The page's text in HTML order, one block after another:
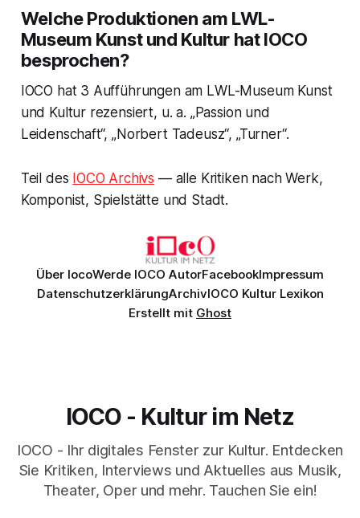
Welche Produktionen am LWL-
Museum Kunst und Kultur hat IOCO
besprochen?
IOCO hat 3 Aufführungen am LWL-Museum Kunst
und Kultur rezensiert, u. a. „Passion und
Leidenschaft“, „Norbert Tadeusz“, „Turner“.
Teil des IOCO Archivs — alle Kritiken nach Werk,
Komponist, Spielstätte und Stadt.
Über IocoWerde IOCO AutorFacebookImpressum
DatenschutzerklärungArchivIOCO Kultur Lexikon
Erstellt mit Ghost
IOCO - Kultur im Netz
IOCO - Ihr digitales Fenster zur Kultur. Entdecken
Sie Kritiken, Interviews und Aktuelles aus Musik,
Theater, Oper und mehr. Tauchen Sie ein!